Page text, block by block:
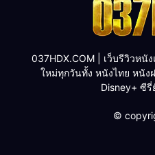
037HDX.COM | เว็บรีวิวหนั
ใหม่ทุกวันทั้ง หนังไทย หนัง
Disney+ ซี
©